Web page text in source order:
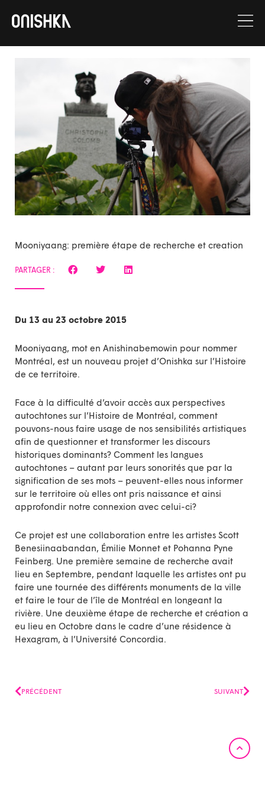
Mooniyaang: première étape de recherche et creation
PARTAGER :
Du 13 au 23 octobre 2015
Mooniyaang, mot en Anishinabemowin pour nommer
Montréal, est un nouveau projet d’Onishka sur l’Histoire
de ce territoire.
Face à la difficulté d’avoir accès aux perspectives
autochtones sur l’Histoire de Montréal, comment
pouvons-nous faire usage de nos sensibilités artistiques
afin de questionner et transformer les discours
historiques dominants? Comment les langues
autochtones – autant par leurs sonorités que par la
signification de ses mots – peuvent-elles nous informer
sur le territoire où elles ont pris naissance et ainsi
approfondir notre connexion avec celui-ci?
Ce projet est une collaboration entre les artistes Scott
Benesiinaabandan, Émilie Monnet et Pohanna Pyne
Feinberg. Une première semaine de recherche avait
lieu en Septembre, pendant laquelle les artistes ont pu
faire une tournée des différents monuments de la ville
et faire le tour de l’île de Montréal en longeant la
rivière. Une deuxième étape de recherche et création a
eu lieu en Octobre dans le cadre d’une résidence à
Hexagram, à l’Université Concordia.
Précédent
PRÉCÉDENT SUIVANT